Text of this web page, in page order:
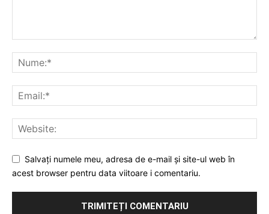
Salvați numele meu, adresa de e-mail și site-ul web în
acest browser pentru data viitoare i comentariu.